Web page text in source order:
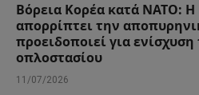
Βόρεια Κορέα κατά ΝΑΤΟ: Η
απορρίπτει την
προειδοποιεί για
οπλοστασίου
11/07/2026